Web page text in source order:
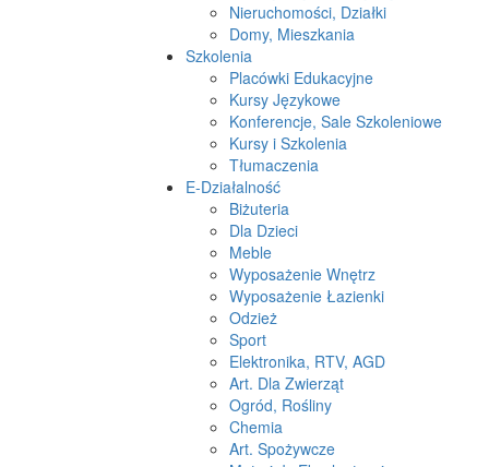
Nieruchomości, Działki
Domy, Mieszkania
Szkolenia
Placówki Edukacyjne
Kursy Językowe
Konferencje, Sale Szkoleniowe
Kursy i Szkolenia
Tłumaczenia
E-Działalność
Biżuteria
Dla Dzieci
Meble
Wyposażenie Wnętrz
Wyposażenie Łazienki
Odzież
Sport
Elektronika, RTV, AGD
Art. Dla Zwierząt
Ogród, Rośliny
Chemia
Art. Spożywcze